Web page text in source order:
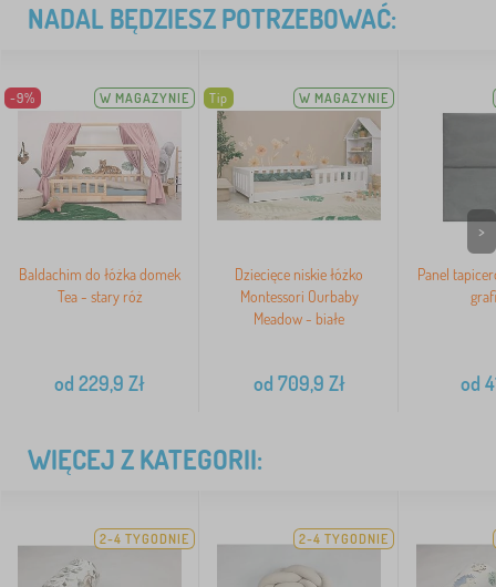
NADAL BĘDZIESZ POTRZEBOWAĆ:
-9% W MAGAZYNIE
Baldachim do łóżka domek
Tea - stary róż
od 229,9 Zł
Tip W MAGAZYNIE
Dziecięce niskie łóżko
Montessori Ourbaby
Meadow - białe
od 709,9 Zł
Panel
od
>
WIĘCEJ Z KATEGORII:
2-4 TYGODNIE 2-4 TYGODNIE